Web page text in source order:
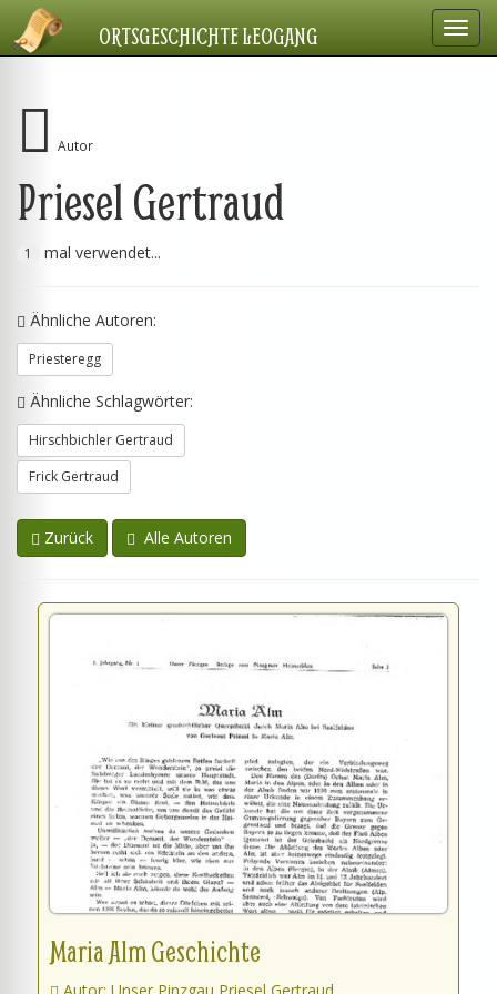
ORTSGESCHICHTE LEOGANG
Autor
Priesel Gertraud
1 mal verwendet...
Ähnliche Autoren:
Priesteregg
Ähnliche Schlagwörter:
Hirschbichler Gertraud
Frick Gertraud
Zurück Alle Autoren
Maria Alm Geschichte
Autor: Unser Pinzgau Priesel Gertraud